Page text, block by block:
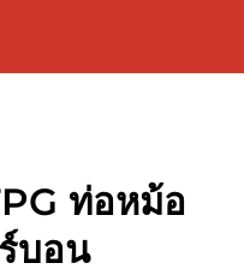
ท่อหม้อ
บอน